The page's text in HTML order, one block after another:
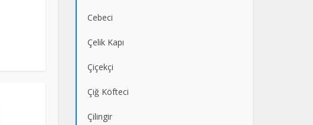
Cebeci
Çelik Kapı
Çiçekçi
Çiğ Köfteci
Çilingir